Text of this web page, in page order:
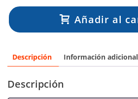
Añadir al
Descripción Información adicional
Descripción